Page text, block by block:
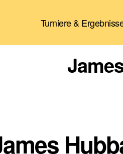
Turniere &